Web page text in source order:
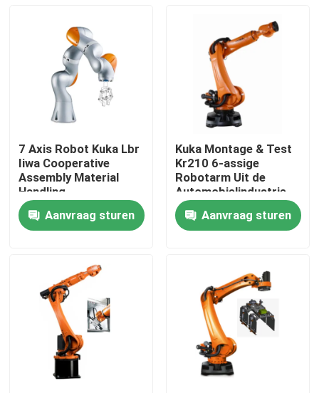
Producten
Video's
VR-show
Over ons
Fabriekstocht
Neem contact met ons op
Nieuws
7 Axis Robot Kuka Lbr
Iiwa Cooperative
Assembly Material
Handling
Aanvraag sturen
Kuka Montage & Test
Kr210 6-assige
Robotarm Uit de
Automobielindustrie
Aanvraag sturen